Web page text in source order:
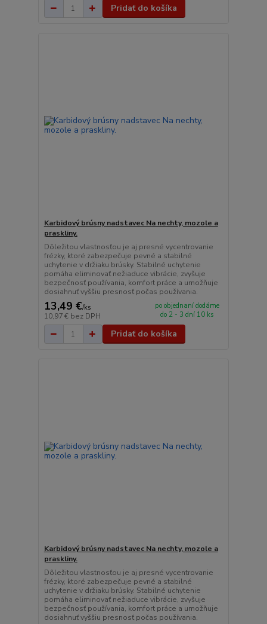
Pridať do košíka
Karbidový brúsny nadstavec Na nechty, mozole a
praskliny.
Dôležitou vlastnosťou je aj presné vycentrovanie
frézky, ktoré zabezpečuje pevné a stabilné
uchytenie v držiaku brúsky. Stabilné uchytenie
pomáha eliminovať nežiaduce vibrácie, zvyšuje
bezpečnosť používania, komfort práce a umožňuje
dosiahnuť vyššiu presnosť počas používania.
13,49 €/ks
10,97 € bez DPH
po objednaní dodáme
do 2 - 3 dní 10 ks
Pridať do košíka
Karbidový brúsny nadstavec Na nechty, mozole a
praskliny.
Dôležitou vlastnosťou je aj presné vycentrovanie
frézky, ktoré zabezpečuje pevné a stabilné
uchytenie v držiaku brúsky. Stabilné uchytenie
pomáha eliminovať nežiaduce vibrácie, zvyšuje
bezpečnosť používania, komfort práce a umožňuje
dosiahnuť vyššiu presnosť počas používania.